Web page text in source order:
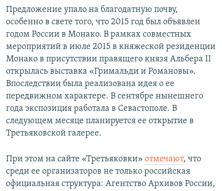
Предложение упало на благодатную почву,
особенно в свете того, что 2015 год был объявлен
годом России в Монако. В рамках совместных
мероприятий в июле 2015 в княжеской резиденции
Монако в присутствии правящего князя Альбера II
открылась выставка «Гримальди и Романовы».
Впоследствии была реализована идея о ее
передвижном характере. В сентябре нынешнего
года экспозиция работала в Севастополе. В
следующем месяце планируется ее открытие в
Третьяковской галерее.
При этом на сайте «Третьяковки» отмечают, что
среди ее организаторов не только российская
официальная структура: Агентство Архивов России,